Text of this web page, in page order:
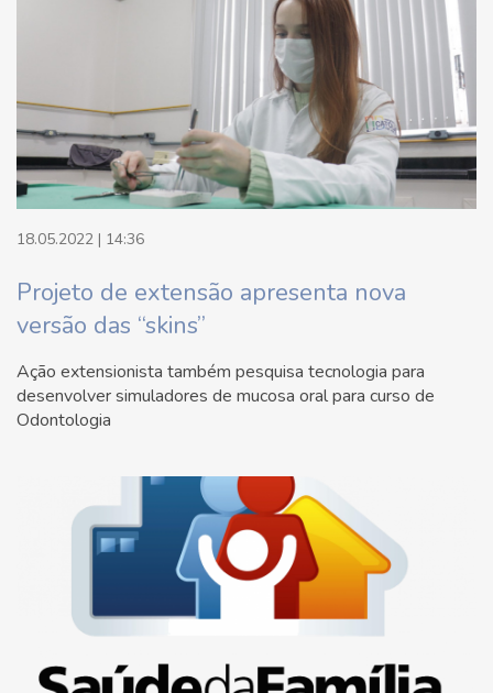
18.05.2022 | 14:36
Projeto de extensão apresenta nova
versão das “skins”
Ação extensionista também pesquisa tecnologia para
desenvolver simuladores de mucosa oral para curso de
Odontologia